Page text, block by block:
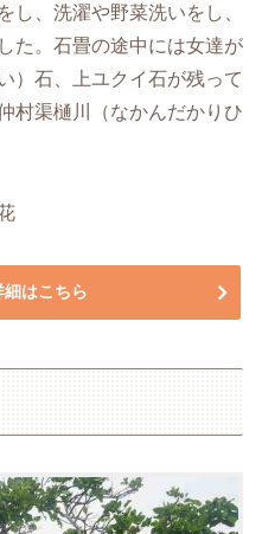
し、洗濯や野菜洗いをし、
た。石畳の途中には女達が
）石、上ユクイ石が残って
村渠樋川（なかんだかりひ
はこちら